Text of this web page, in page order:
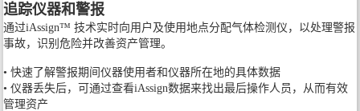
追踪仪器和警报
通过iAssign™ 技术实时向用户及使用地点分配气体检测仪，以处理警报
事故，识别危险并改善资产管理。
• 快速了解警报期间仪器使用者和仪器所在地的具体数据
• 仪器丢失后，可通过查看iAssign数据来找出最后操作人员，从而有效
管理资产